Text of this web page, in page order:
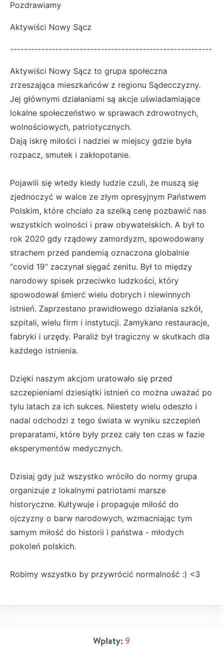
Pozdrawiamy
Aktywiści Nowy Sącz
----------------------------------------------------------
Aktywiści Nowy Sącz to grupa społeczna
zrzeszająca mieszkańców z regionu Sądecczyzny.
Jej głównymi działaniami są akcje uświadamiające
lokalne społeczeństwo w sprawach zdrowotnych,
wolnościowych, patriotycznych.
Dają iskrę miłości i nadziei w miejscy gdzie była
rozpacz, smutek i zakłopotanie.
Pojawili się wtedy kiedy ludzie czuli, że muszą się
zjednoczyć w walce ze złym opresyjnym Państwem
Polskim, które chciało za szelką cenę pozbawić nas
wszystkich wolności i praw obywatelskich. A był to
rok 2020 gdy rządowy zamordyzm, spowodowany
strachem przed pandemią oznaczona globalnie
"covid 19" zaczynał sięgać zenitu. Był to między
narodowy spisek przeciwko ludzkości, który
spowodował śmierć wielu dobrych i niewinnych
istnień. Zaprzestano prawidłowego działania szkół,
szpitali, wielu firm i instytucji. Zamykano restauracje,
fabryki i urzędy. Paraliż był tragiczny w skutkach dla
każdego istnienia.
Dzięki naszym akcjom uratowało się przed
szczepieniami dziesiątki istnień co można uważać po
tylu latach za ich sukces. Niestety wielu odeszło i
nadal odchodzi z tego świata w wyniku szczepień
preparatami, które były przez cały ten czas w fazie
eksperymentów medycznych.
Dzisiaj gdy już wszystko wróciło do normy grupa
organizuje z lokalnymi patriotami marsze
historyczne. Kultywuje i propaguje miłość do
ojczyzny o barw narodowych, wzmacniając tym
samym miłość do historii i państwa - młodych
pokoleń polskich.
Robimy wszystko by przywrócić normalność :) <3
Wpłaty: 9